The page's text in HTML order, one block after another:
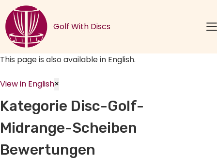
Zum
Inhalt
springen
Golf With Discs
This page is also available in English.
View in English×
Kategorie Disc-Golf-
Midrange-Scheiben
Bewertungen